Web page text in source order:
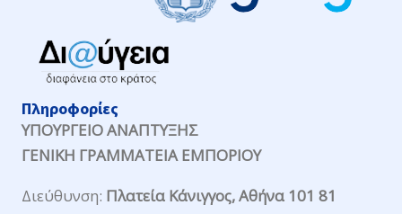
Πληροφορίες
ΥΠΟΥΡΓΕΙΟ ΑΝΑΠΤΥΞΗΣ
ΓΕΝΙΚΗ ΓΡΑΜΜΑΤΕΙΑ ΕΜΠΟΡΙΟΥ
Διεύθυνση: Πλατεία Κάνιγγος, Αθήνα 101 81